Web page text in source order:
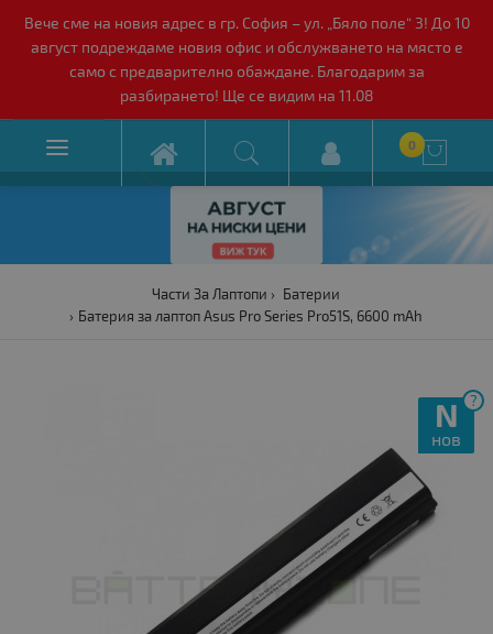
Вече сме на новия адрес в гр. София – ул. „Бяло поле“ 3! До 10
август подреждаме новия офис и обслужването на място е
само с предварително обаждане. Благодарим за
разбирането! Ще се видим на 11.08
 0 
Части За Лаптопи
Батерии
Батерия за лаптоп Asus Pro Series Pro51S, 6600 mAh
?
N
нов